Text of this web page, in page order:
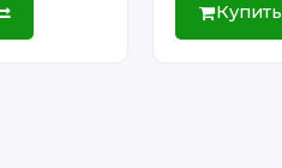
Купить